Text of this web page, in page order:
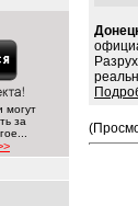
могут
за